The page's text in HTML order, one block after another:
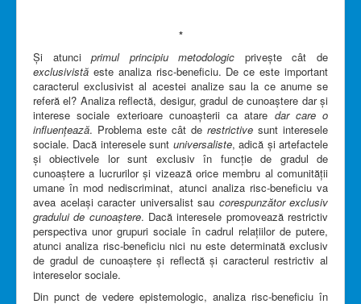
*
Și atunciprimul principiu metodologic privește cât de
exclusivistă este analiza risc-beneficiu. De ce este important
caracterul exclusivist al acestei analize sau la ce anume se
referă el? Analiza reflectă, desigur, gradul de cunoaștere dar și
interese sociale exterioare cunoașterii ca atare dar care o
influențează. Problema este cât de restrictive sunt interesele
sociale. Dacă interesele sunt universaliste, adică și artefactele
și obiectivele lor sunt exclusiv în funcție de gradul de
cunoaștere a lucrurilor și vizează orice membru al comunității
umane în mod nediscriminat, atunci analiza risc-beneficiu va
avea același caracter universalist sau corespunzător exclusiv
gradului de cunoaștere. Dacă interesele promovează restrictiv
perspectiva unor grupuri sociale în cadrul relațiilor de putere,
atunci analiza risc-beneficiu nici nu este determinată exclusiv
de gradul de cunoaștere și reflectă și caracterul restrictiv al
intereselor sociale.
Din punct de vedere epistemologic, analiza risc-beneficiu în